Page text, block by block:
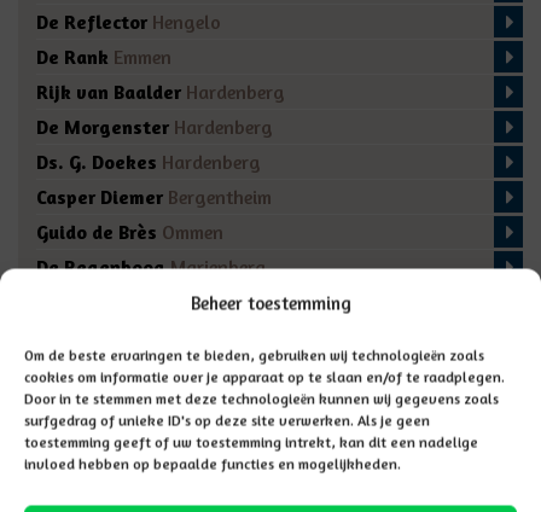
Beheer toestemming
Om de beste ervaringen te bieden, gebruiken wij technologieën zoals
cookies om informatie over je apparaat op te slaan en/of te raadplegen.
Door in te stemmen met deze technologieën kunnen wij gegevens zoals
surfgedrag of unieke ID's op deze site verwerken. Als je geen
toestemming geeft of uw toestemming intrekt, kan dit een nadelige
invloed hebben op bepaalde functies en mogelijkheden.
De Reflector Hengelo
De Rank Emmen
Rijk van Baalder Hardenberg
De Morgenster Hardenberg
Ds. G. Doekes Hardenberg
Casper Diemer Bergentheim
Guido de Brès Ommen
De RegenboogMarienberg
De BronEnschede